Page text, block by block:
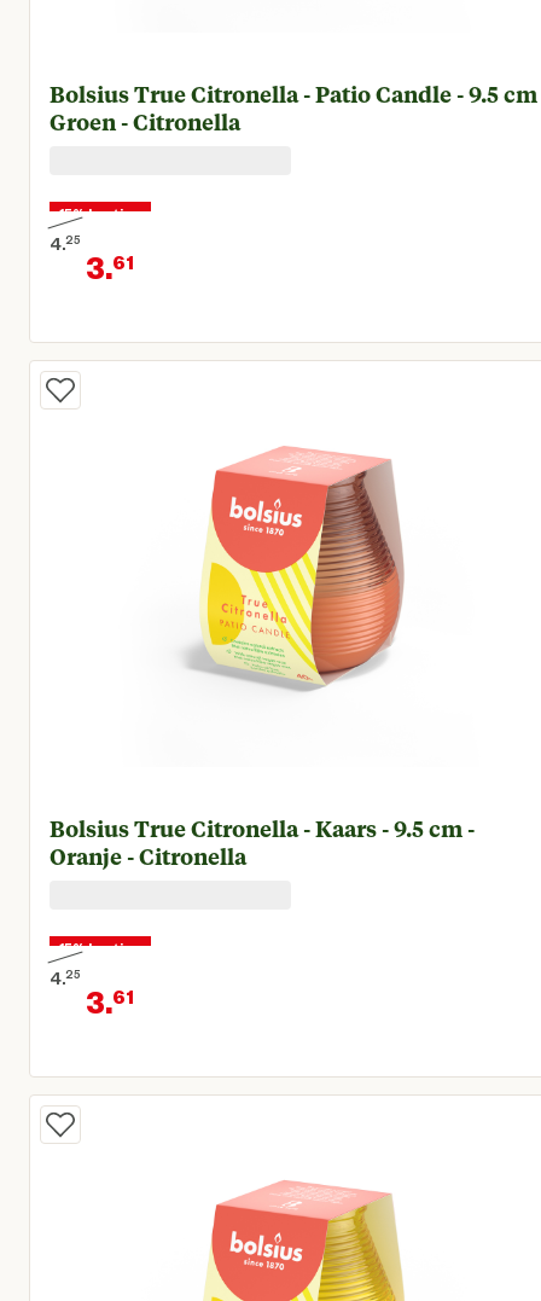
Bolsius True Citronella - Patio Candle - 9.5 cm
Groen - Citronella
15% korting
4.25
Oorspronkelijke prijs € 4,25
3.61
Huidige prijs € 3,61
Bolsius True Citronella - Kaars - 9.5 cm -
Oranje - Citronella
15% korting
4.25
Oorspronkelijke prijs € 4,25
3.61
Huidige prijs € 3,61